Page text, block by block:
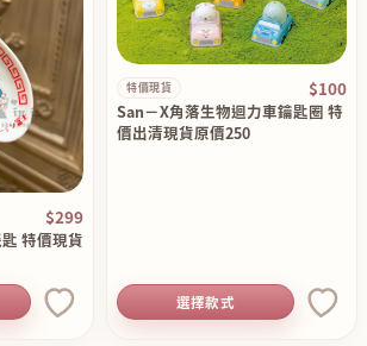
$299
特價現貨
特價現貨 $100
San－X角落生物迴力車鑰匙圈 特
價出清現貨原價250
選擇款式